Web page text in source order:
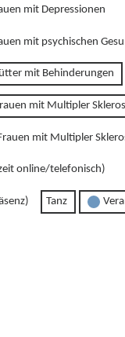
mit Depressionen
mit psychischen
mit Behinderungen
mit Multipler
mit Multipler
online/telefonisch)
Tanz